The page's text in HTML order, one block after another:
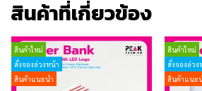
สินค้าที่เกี่ยวข้อง
สินค้าใหม่
สั่งจองล่วงหน้า
สินค้าแนะนำ
สินค้าใหม่
สั่งจองล่วง
สินค้าแนะ